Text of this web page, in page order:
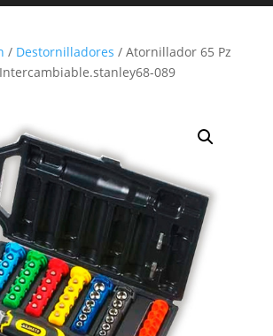
/ Destornilladores / Atornillador 65 Pz
089